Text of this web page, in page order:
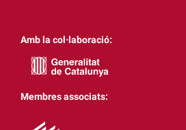
Amb la col·laboració:
Membres associats: